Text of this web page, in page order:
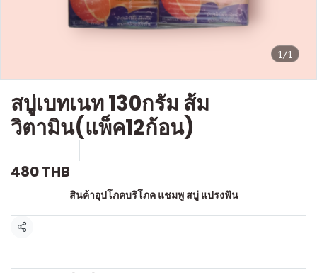
1/1
สบู่เบทเนท 130กรัม ส้ม
วิตามิน(แพ็ค12ก้อน)
480 THB
สินค้าอุปโภคบริโภค แชมพู สบู่ แปรงฟัน
แชร์